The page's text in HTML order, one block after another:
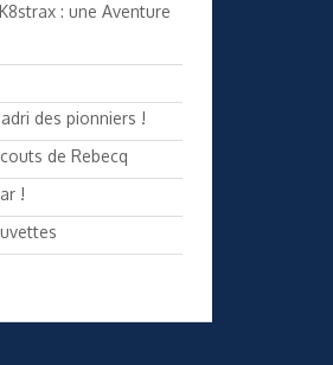
: une Aventure
des pionniers !
de Rebecq
!